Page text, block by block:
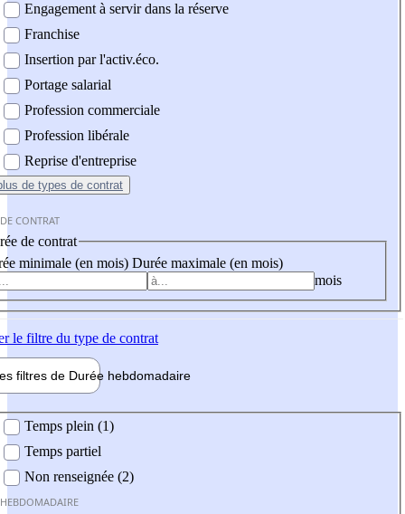
Engagement à servir dans la réserve
Franchise
Insertion par l'activ.éco.
Portage salarial
Profession commerciale
Profession libérale
Reprise d'entreprise
de types de contrat
CONTRAT
de contrat
minimale (en mois) Durée maximale (en mois)
mois
le filtre du type de contrat
filtres de Durée hebdomadaire
Temps plein (1)
Temps partiel
Non renseignée (2)